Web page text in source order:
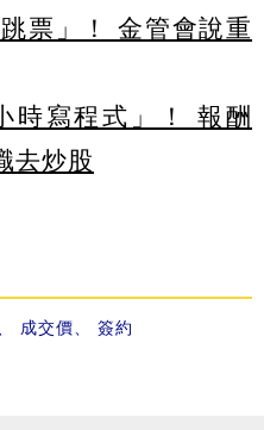
票」！ 金管會說重
時寫程式」！ 報酬
去炒股
成交價 簽約